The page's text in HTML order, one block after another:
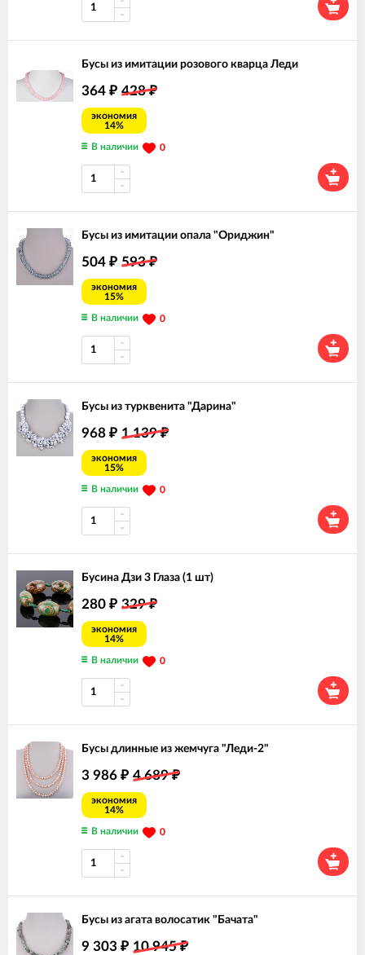
Бусы из имитации розового кварца Леди
364 ₽ 428₽
экономия
14%
В наличии 0
Бусы из имитации опала "Ориджин"
504 ₽ 593₽
экономия
15%
В наличии 0
Бусы из турквенита "Дарина"
968 ₽ 1 139₽
экономия
15%
В наличии 0
Бусина Дзи 3 Глаза (1 шт)
280 ₽ 329₽
экономия
14%
В наличии 0
Бусы длинные из жемчуга "Леди-2"
3 986 ₽ 4 689₽
экономия
14%
В наличии 0
Бусы из агата волосатик "Бачата"
9 303 ₽ 10 945₽